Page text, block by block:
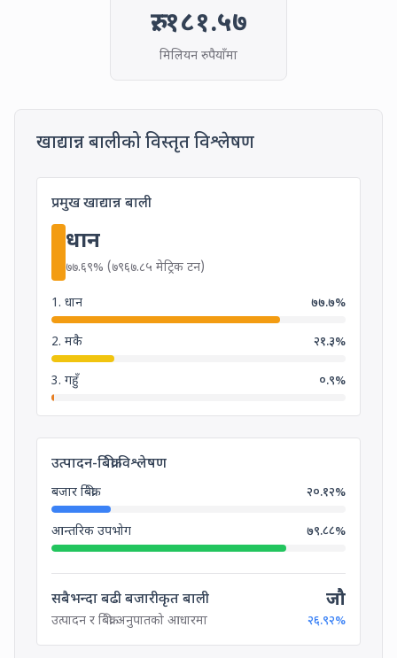
रु.१८१.५७
मिलियन रुपैयाँमा
खाद्यान्न बालीको विस्तृत विश्लेषणDetailed Food
प्रमुख खाद्यान्न बालीMain Food Crop in Khajura Rural
धान
७७.६९% (७९६७.८५ मेट्रिक टन)
1. धान ७७.७%
2. मकै २१.३%
3. गहुँ ०.९%
उत्पादन-बिक्री विश्लेषणProduction-Sales Analysis
बजार बिक्री २०.१२%
आन्तरिक उपभोग ७९.८८%
सबैभन्दा बढी बजारीकृत बाली
उत्पादन र बिक्री अनुपातको आधारमा
जौ
२६.९२%